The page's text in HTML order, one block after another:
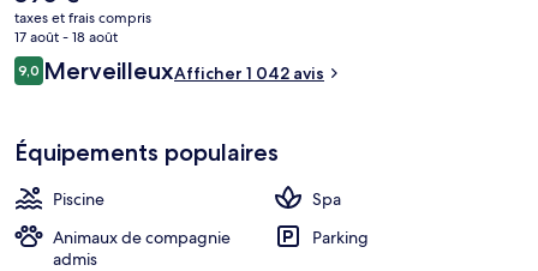
sont séduits par la piscine rafraîchissante et la présentation
générale.
prix
actuel
est
de
taxes et frais compris
17 août - 18 août
Avis
voyageurs
9,09,0 sur 10
MerveilleuxAfficher 1 042 avis
Équipements populaires
Piscine
Spa
Animaux de compagnie
admis
Parking